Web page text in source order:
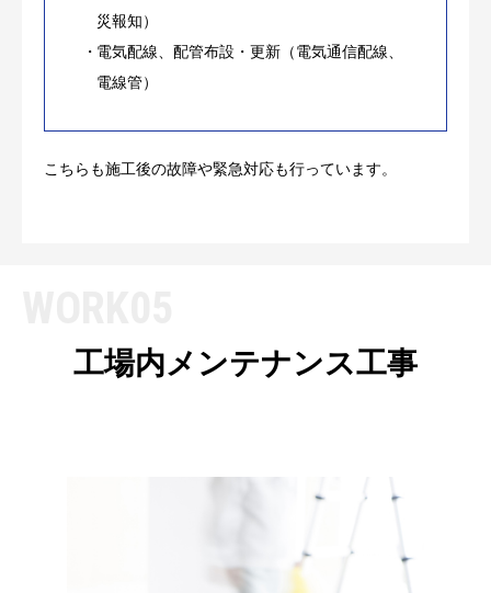
災報知）
電気配線、配管布設・更新（電気通信配線、
電線管）
こちらも施工後の故障や緊急対応も行っています。
工場内メンテナンス工事